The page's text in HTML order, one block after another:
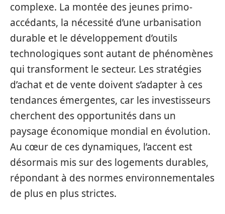
complexe. La montée des jeunes primo-
accédants, la nécessité d’une urbanisation
durable et le développement d’outils
technologiques sont autant de phénomènes
qui transforment le secteur. Les stratégies
d’achat et de vente doivent s’adapter à ces
tendances émergentes, car les investisseurs
cherchent des opportunités dans un
paysage économique mondial en évolution.
Au cœur de ces dynamiques, l’accent est
désormais mis sur des logements durables,
répondant à des normes environnementales
de plus en plus strictes.